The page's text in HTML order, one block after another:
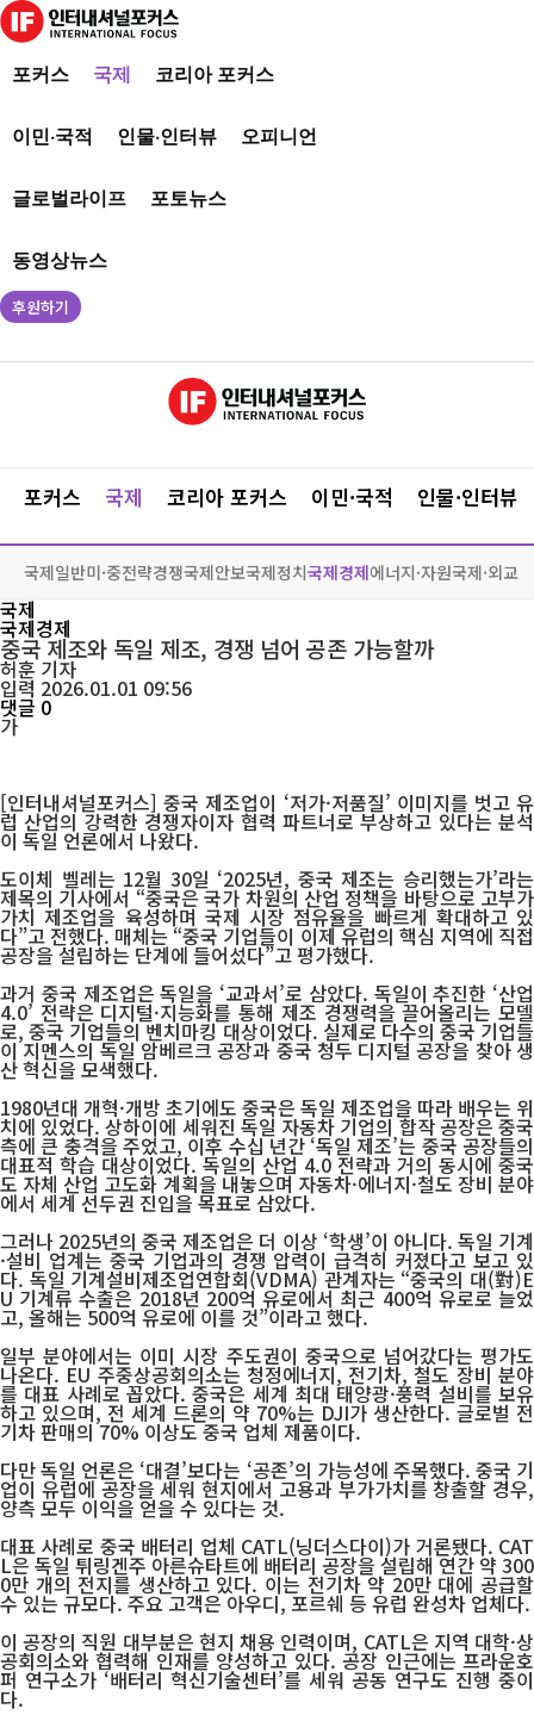
포커스 국제 코리아 포커스
이민·국적 인물·인터뷰 오피니언
글로벌라이프 포토뉴스
동영상뉴스
후원하기
포커스 국제 코리아 포커스 이민·국적 인물·인터뷰
국제일반미·중전략경쟁국제안보국제정치국제경제에너지·자원국제·외교
국제
국제경제
중국 제조와 독일 제조, 경쟁 넘어 공존 가능할까
허훈기자
입력 2026.01.01 09:56
댓글 0
가
[인터내셔널포커스] 중국 제조업이 ‘저가·저품질’ 이미지를 벗고 유
럽 산업의 강력한 경쟁자이자 협력 파트너로 부상하고 있다는 분석
이 독일 언론에서 나왔다.
도이체 벨레는 12월 30일 ‘2025년, 중국 제조는 승리했는가’라는
제목의 기사에서 “중국은 국가 차원의 산업 정책을 바탕으로 고부가
가치 제조업을 육성하며 국제 시장 점유율을 빠르게 확대하고 있
다”고 전했다. 매체는 “중국 기업들이 이제 유럽의 핵심 지역에 직접
공장을 설립하는 단계에 들어섰다”고 평가했다.
과거 중국 제조업은 독일을 ‘교과서’로 삼았다. 독일이 추진한 ‘산업
4.0’ 전략은 디지털·지능화를 통해 제조 경쟁력을 끌어올리는 모델
로, 중국 기업들의 벤치마킹 대상이었다. 실제로 다수의 중국 기업들
이 지멘스의 독일 암베르크 공장과 중국 청두 디지털 공장을 찾아 생
산 혁신을 모색했다.
1980년대 개혁·개방 초기에도 중국은 독일 제조업을 따라 배우는 위
치에 있었다. 상하이에 세워진 독일 자동차 기업의 합작 공장은 중국
측에 큰 충격을 주었고, 이후 수십 년간 ‘독일 제조’는 중국 공장들의
대표적 학습 대상이었다. 독일의 산업 4.0 전략과 거의 동시에 중국
도 자체 산업 고도화 계획을 내놓으며 자동차·에너지·철도 장비 분야
에서 세계 선두권 진입을 목표로 삼았다.
그러나 2025년의 중국 제조업은 더 이상 ‘학생’이 아니다. 독일 기계
·설비 업계는 중국 기업과의 경쟁 압력이 급격히 커졌다고 보고 있
다. 독일 기계설비제조업연합회(VDMA) 관계자는 “중국의 대(對)E
U 기계류 수출은 2018년 200억 유로에서 최근 400억 유로로 늘었
고, 올해는 500억 유로에 이를 것”이라고 했다.
일부 분야에서는 이미 시장 주도권이 중국으로 넘어갔다는 평가도
나온다. EU 주중상공회의소는 청정에너지, 전기차, 철도 장비 분야
를 대표 사례로 꼽았다. 중국은 세계 최대 태양광·풍력 설비를 보유
하고 있으며, 전 세계 드론의 약 70%는 DJI가 생산한다. 글로벌 전
기차 판매의 70% 이상도 중국 업체 제품이다.
다만 독일 언론은 ‘대결’보다는 ‘공존’의 가능성에 주목했다. 중국 기
업이 유럽에 공장을 세워 현지에서 고용과 부가가치를 창출할 경우,
양측 모두 이익을 얻을 수 있다는 것.
대표 사례로 중국 배터리 업체 CATL(닝더스다이)가 거론됐다. CAT
L은 독일 튀링겐주 아른슈타트에 배터리 공장을 설립해 연간 약 300
0만 개의 전지를 생산하고 있다. 이는 전기차 약 20만 대에 공급할
수 있는 규모다. 주요 고객은 아우디, 포르쉐 등 유럽 완성차 업체다.
이 공장의 직원 대부분은 현지 채용 인력이며, CATL은 지역 대학·상
공회의소와 협력해 인재를 양성하고 있다. 공장 인근에는 프라운호
퍼 연구소가 ‘배터리 혁신기술센터’를 세워 공동 연구도 진행 중이
다.